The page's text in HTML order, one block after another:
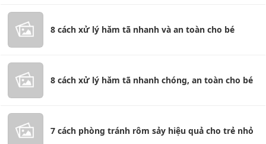
8 cách xử lý hăm tã nhanh và an toàn cho bé
8 cách xử lý hăm tã nhanh chóng, an toàn cho bé
7 cách phòng tránh rôm sảy hiệu quả cho trẻ nhỏ